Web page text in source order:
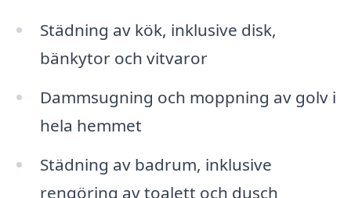
Städning av kök, inklusive disk,
bänkytor och vitvaror
Dammsugning och moppning av golv i
hela hemmet
Städning av badrum, inklusive
rengöring av toalett och dusch